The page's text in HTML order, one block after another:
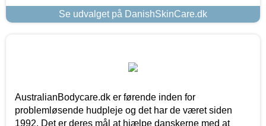
Se udvalget på DanishSkinCare.dk
AustralianBodycare.dk er førende inden for
problemløsende hudpleje og det har de været siden
1992. Det er deres mål at hjælpe danskerne med at